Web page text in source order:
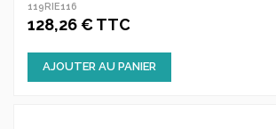
119RIE116
128,26 € TTC
AJOUTER AU PANIER